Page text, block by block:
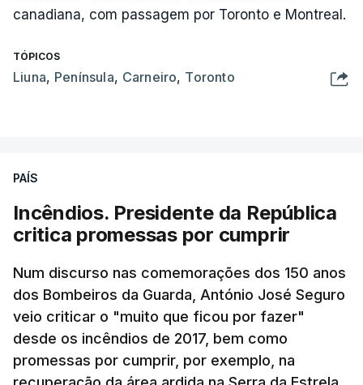
canadiana, com passagem por Toronto e Montreal.
TÓPICOS
Liuna, Península, Carneiro, Toronto
PAÍS
Incêndios. Presidente da República
critica promessas por cumprir
Num discurso nas comemorações dos 150 anos
dos Bombeiros da Guarda, António José Seguro
veio criticar o "muito que ficou por fazer"
desde os incêndios de 2017, bem como
promessas por cumprir, por exemplo, na